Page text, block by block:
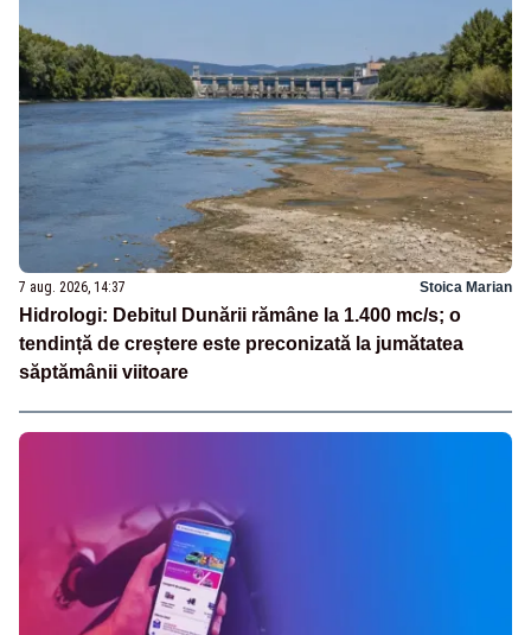
7 aug. 2026, 14:37 Stoica Marian
Hidrologi: Debitul Dunării rămâne la 1.400 mc/s; o
tendință de creștere este preconizată la jumătatea
săptămânii viitoare